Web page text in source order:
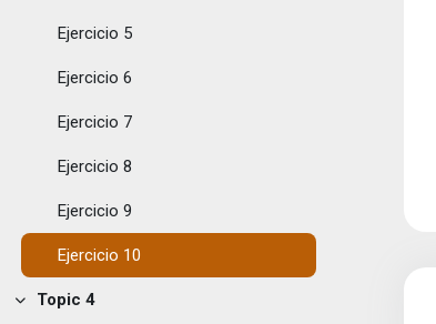
Ejercicio 5
Ejercicio 6
Ejercicio 7
Ejercicio 8
Ejercicio 9
Ejercicio 10
Tolestu
Topic 4